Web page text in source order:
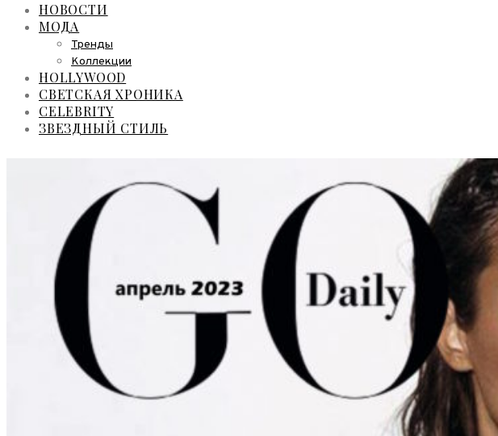
НОВОСТИ
МОДА
Тренды
Коллекции
HOLLYWOOD
СВЕТСКАЯ ХРОНИКА
CELEBRITY
ЗВЕЗДНЫЙ СТИЛЬ